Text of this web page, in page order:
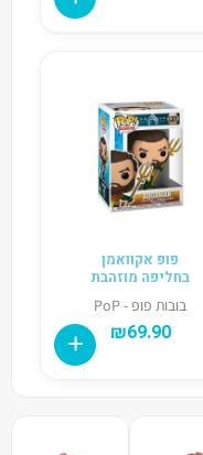
פופ אקוואמן
בחליפה מוזהבת
בובות פופ - PoP
₪69.90